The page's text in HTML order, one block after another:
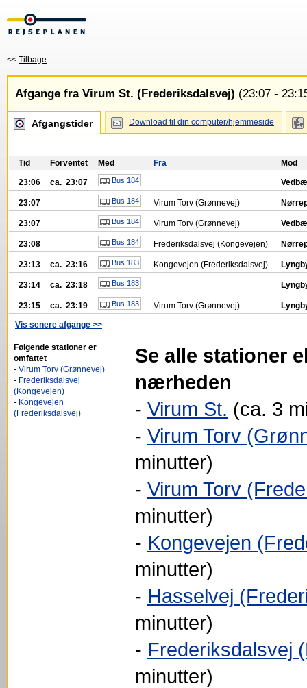
<< Tilbage
Afgange fra Virum St. (Frederiksdalsvej) (23:07 -
Afgangstider Download til din computer/hjemmeside
Tid Forventet Med Fra
Mod
23:06
ca. 23:07 Bus 184
23:07 Bus 184 Virum Torv (Grønnevej)
23:07 Bus 184 Virum Torv (Grønnevej)
23:08 Bus 184 Frederiksdalsvej (Kongevejen)
23:13 ca. 23:16 Bus 183 Kongevejen (Frederiksdalsvej)
23:14 ca. 23:18 Bus 183
23:15 ca. 23:19 Bus 183 Virum Torv (Grønnevej)
Vis senere afgange >>
Følgende stationer er
omfattet
- Virum Torv (Grønnevej)
- Frederiksdalsvej
(Kongevejen)
- Kongevejen
(Frederiksdalsvej)
Se alle stationer
nærheden
- Virum St. (ca. 3
- Virum Torv
minutter)
- Virum Torv
minutter)
- Kongevejen
minutter)
- Hasselvej
minutter)
- Frederiksdalsvej
minutter)